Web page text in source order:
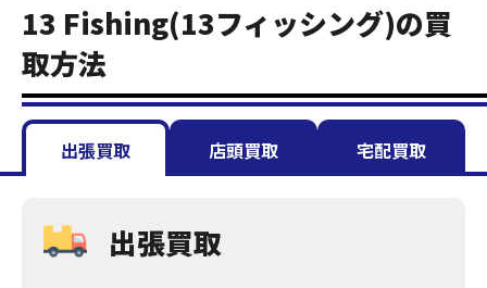
13 Fishing(13フィッシング)の買
取方法
出張買取 店頭買取 宅配買取
出張買取